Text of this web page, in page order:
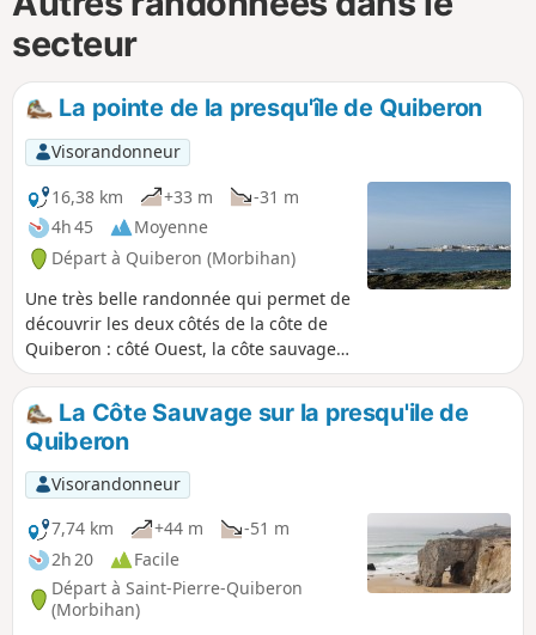
secteur
La pointe de la presqu'île de Quiberon
Visorandonneur
16,38 km
+33 m
-31 m
4h 45
Moyenne
Départ à Quiberon (Morbihan)
Une très belle randonnée qui permet de
découvrir les deux côtés de la côte de
Quiberon : côté Ouest, la côte sauvage,
côté Est la baie. Traversée de la grande
plage puis retour par Port Haliguen.
Après la grande plage, passer devant le
centre de Thalassothérapie et aller
jusqu'à la pointe du Conguel où, par
beau temps, on peut apercevoir au delà
du phare de la Teignouse les îles de
Houat et Hoedic.
La Côte Sauvage sur la presqu'ile de
Quiberon
Visorandonneur
7,74 km
+44 m
-51 m
2h 20
Facile
Départ à Saint-Pierre-Quiberon
(Morbihan)